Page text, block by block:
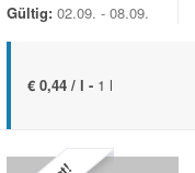
Gültig: 02.09. - 08.09.
€ 0,44 / l - 1 l